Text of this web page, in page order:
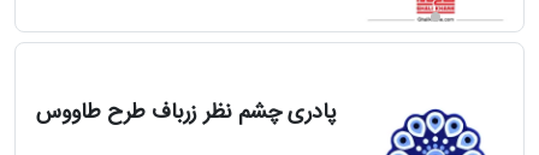
درباره
قالیخانه
پادری چشم نظر زرباف طرح طاووس